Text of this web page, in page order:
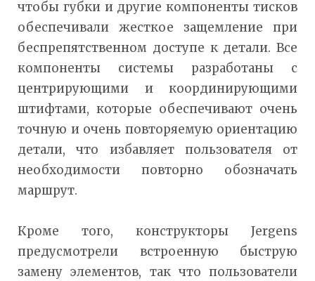
чтобы губки и другие компоненты тисков
обеспечивали жесткое защемление при
беспрепятственном доступе к детали. Все
компоненты системы разработаны с
центрирующими и координирующими
штифтами, которые обеспечивают очень
точную и очень повторяемую ориентацию
детали, что избавляет пользователя от
необходимости повторно обозначать
маршрут.
Кроме того, конструкторы Jergens
предусмотрели встроенную быструю
замену элементов, так что пользователи